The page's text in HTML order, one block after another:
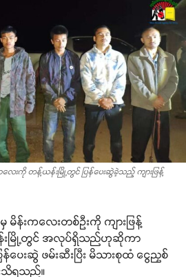
းကို တန့်ယန်းမြို့တွင် ပြန်ပေးဆွဲခဲ့သည့် ကျားဖြန့်
မိန်းကလေးတစ်ဦးကို ကျားဖြန့်
န်းမြို့တွင် အလုပ်ရှိသည်ဟုဆိုကာ
ပေးဆွဲ ဖမ်းဆီးပြီး မိသားစုထံ ငွေညှစ်
းသိရသည်။